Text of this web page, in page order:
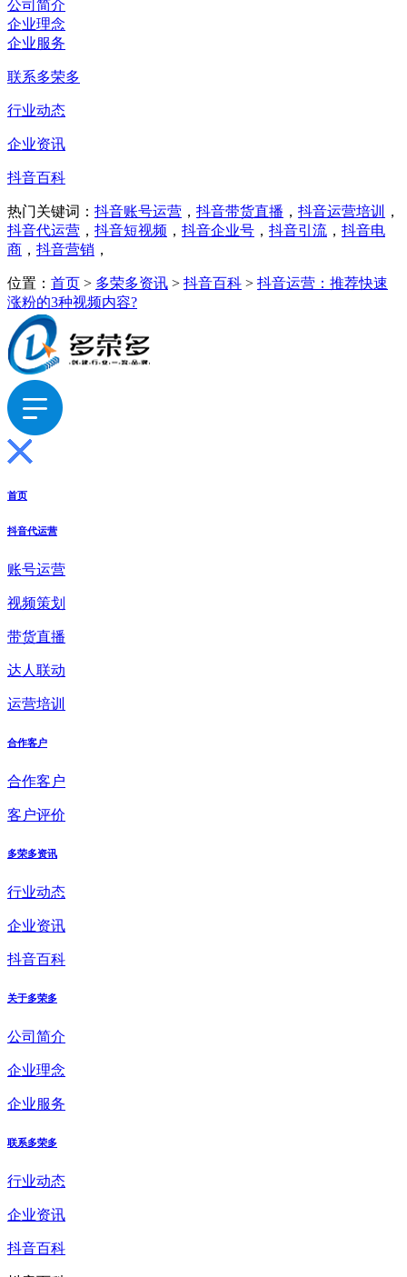
公司简介
企业理念
企业服务
联系多荣多
行业动态
企业资讯
抖音百科
热门关键词： 抖音账号运营 ， 抖音带货直播 ， 抖音运营培训
，
抖音代运营 ， 抖音短视频 ， 抖音企业号 ， 抖音引流 ， 抖音电
商 ， 抖音营销 ，
位置： 首页 > 多荣多资讯 > 抖音百科 > 抖音运营：推荐快速
涨粉的3种视频内容?
首页
抖音代运营
账号运营
视频策划
带货直播
达人联动
运营培训
合作客户
合作客户
客户评价
多荣多资讯
行业动态
企业资讯
抖音百科
关于多荣多
公司简介
企业理念
企业服务
联系多荣多
行业动态
企业资讯
抖音百科